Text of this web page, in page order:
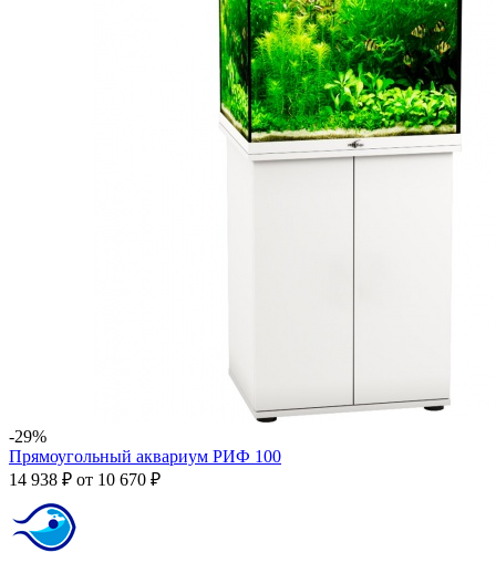
-29%
Прямоугольный аквариум РИФ 100
14 938 ₽ от 10 670 ₽